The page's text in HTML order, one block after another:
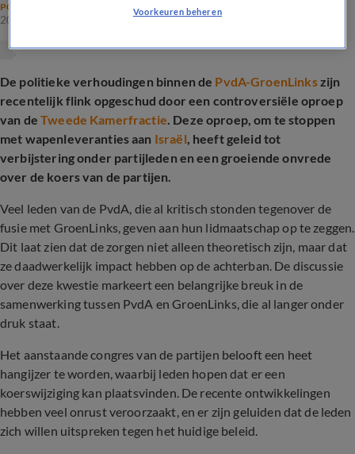
POLITIEK
20 juni 2025, 19:50
De politieke verhoudingen binnen de PvdA-GroenLinkszijn
recentelijk flink opgeschud door een controversiële oproep
van deTweede Kamerfractie. Deze oproep, om te stoppen
met wapenleveranties aan Israël, heeft geleid tot
verbijstering onder partijleden en een groeiende onvrede
over de koers van de partijen.
Veel leden van de PvdA, die al kritisch stonden tegenover de
fusie met GroenLinks, geven aan hun lidmaatschap op te zeggen.
Dit laat zien dat de zorgen niet alleen theoretisch zijn, maar dat
ze daadwerkelijk impact hebben op de achterban. De discussie
over deze kwestie markeert een belangrijke breuk in de
samenwerking tussen PvdA en GroenLinks, die al langer onder
druk staat.
Het aanstaande congres van de partijen belooft een heet
hangijzer te worden, waarbij leden hopen dat er een
koerswijziging kan plaatsvinden. De recente ontwikkelingen
hebben veel onrust veroorzaakt, en er zijn geluiden dat de leden
zich willen uitspreken tegen het huidige beleid.
Voorkeuren beheren